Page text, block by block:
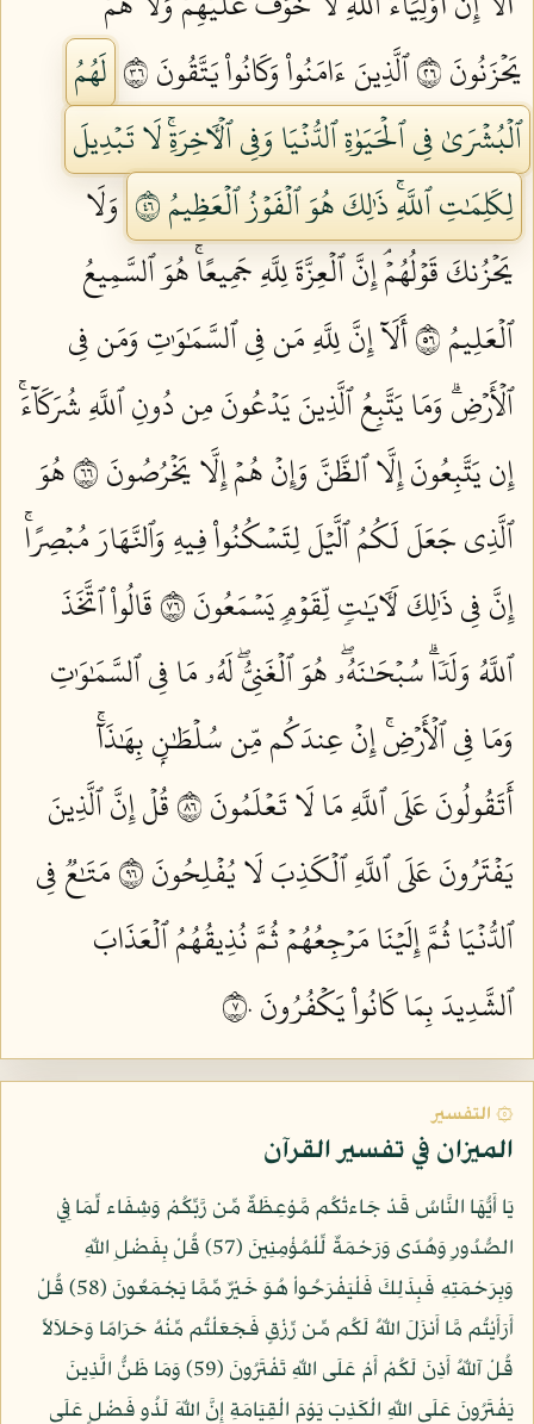
يَحۡزَنُونَ ٦٢
ٱلَّذِينَ ءَامَنُواْ وَكَانُواْ يَتَّقُونَ ٦٣
لَهُمُ
ٱلۡبُشۡرَىٰ فِي ٱلۡحَيَوٰةِ ٱلدُّنۡيَا وَفِي ٱلۡأٓخِرَةِۚ لَا تَبۡدِيلَ
لِكَلِمَٰتِ ٱللَّهِۚ ذَٰلِكَ هُوَ ٱلۡفَوۡزُ ٱلۡعَظِيمُ ٦٤
وَلَا
يَحۡزُنكَ قَوۡلُهُمۡۘ إِنَّ ٱلۡعِزَّةَ لِلَّهِ جَمِيعًاۚ هُوَ ٱلسَّمِيعُ
ٱلۡعَلِيمُ ٦٥
أَلَآ إِنَّ لِلَّهِ مَن فِي ٱلسَّمَٰوَٰتِ وَمَن فِي
ٱلۡأَرۡضِۗ وَمَا يَتَّبِعُ ٱلَّذِينَ يَدۡعُونَ مِن دُونِ ٱللَّهِ شُرَكَآءَۚ
إِن يَتَّبِعُونَ إِلَّا ٱلظَّنَّ وَإِنۡ هُمۡ إِلَّا يَخۡرُصُونَ ٦٦
هُوَ
ٱلَّذِي جَعَلَ لَكُمُ ٱلَّيۡلَ لِتَسۡكُنُواْ فِيهِ وَٱلنَّهَارَ مُبۡصِرًاۚ
إِنَّ فِي ذَٰلِكَ لَأٓيَٰتٖ لِّقَوۡمٖ يَسۡمَعُونَ ٦٧
قَالُواْ ٱتَّخَذَ
ٱللَّهُ وَلَدٗاۗ سُبۡحَٰنَهُۥۖ هُوَ ٱلۡغَنِيُّۖ لَهُۥ مَا فِي ٱلسَّمَٰوَٰتِ
وَمَا فِي ٱلۡأَرۡضِۚ إِنۡ عِندَكُم مِّن سُلۡطَٰنِۭ بِهَٰذَآۚ
أَتَقُولُونَ عَلَى ٱللَّهِ مَا لَا تَعۡلَمُونَ ٦٨
قُلۡ إِنَّ ٱلَّذِينَ
يَفۡتَرُونَ عَلَى ٱللَّهِ ٱلۡكَذِبَ لَا يُفۡلِحُونَ ٦٩
مَتَٰعٞ فِي
ٱلدُّنۡيَا ثُمَّ إِلَيۡنَا مَرۡجِعُهُمۡ ثُمَّ نُذِيقُهُمُ ٱلۡعَذَابَ
ٱلشَّدِيدَ بِمَا كَانُواْ يَكۡفُرُونَ ٧٠
۞ التفسير
الميزان في تفسير القرآن
يَا أَيُّهَا النَّاسُ قَدْ جَاءتْكُم مَّوْعِظَةٌ مِّن رَّبِّكُمْ وَشِفَاء لِّمَا فِي
الصُّدُورِ وَهُدًى وَرَحْمَةٌ لِّلْمُؤْمِنِينَ (57) قُلْ بِفَضْلِ اللّهِ
وَبِرَحْمَتِهِ فَبِذَلِكَ فَلْيَفْرَحُواْ هُوَ خَيْرٌ مِّمَّا يَجْمَعُونَ (58) قُلْ
أَرَأَيْتُم مَّا أَنزَلَ اللّهُ لَكُم مِّن رِّزْقٍ فَجَعَلْتُم مِّنْهُ حَرَامًا وَحَلاَلاً
قُلْ آللّهُ أَذِنَ لَكُمْ أَمْ عَلَى اللّهِ تَفْتَرُونَ (59) وَمَا ظَنُّ الَّذِينَ
يَفْتَرُونَ عَلَى اللّهِ الْكَذِبَ يَوْمَ الْقِيَامَةِ إِنَّ اللّهَ لَذُو فَضْلٍ عَلَى